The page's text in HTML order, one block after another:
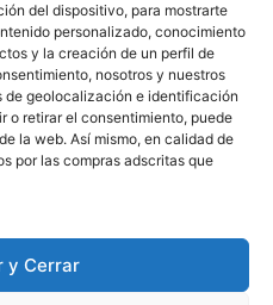
del dispositivo, para mostrarte
personalizado, conocimiento
y la creación de un perfil de
nosotros y nuestros
de geolocalización e identificación
o retirar el consentimiento, puede
la web. Así mismo, en calidad de
por las compras adscritas que
y Cerrar
y de terceros para
y mostrarle
mediante el
de navegación.
u obtener